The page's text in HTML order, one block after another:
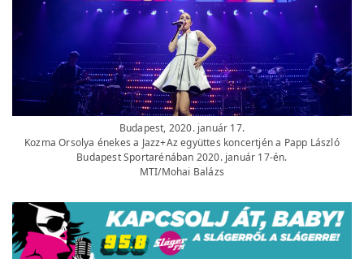
Budapest, 2020. január 17.
Kozma Orsolya énekes a Jazz+Az együttes koncertjén a Papp László
Budapest Sportarénában 2020. január 17-én.
MTI/Mohai Balázs